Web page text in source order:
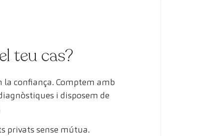
teu cas?
la confiança. Comptem amb
i disposem de
privats sense mútua.